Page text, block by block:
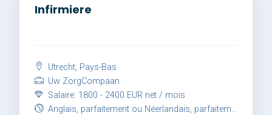
Infirmiere
Utrecht, Pays-Bas
Uw ZorgCompaan
Salaire: 1800 - 2400 EUR net / mois
Anglais, parfaitement ou Néerlandais, parfaitement